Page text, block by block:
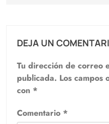
DEJA UN
Tu dirección de correo
publicada. Los campos
con *
Comentario *